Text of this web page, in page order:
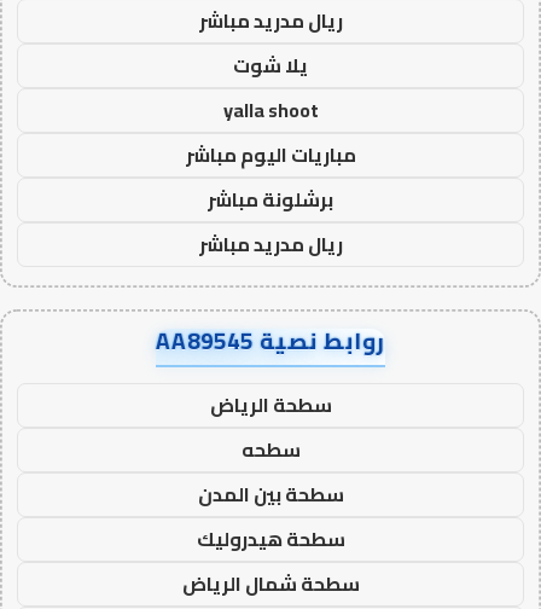
ريال مدريد مباشر
يلا شوت
yalla shoot
مباريات اليوم مباشر
برشلونة مباشر
ريال مدريد مباشر
روابط نصية AA89545
سطحة الرياض
سطحه
سطحة بين المدن
سطحة هيدروليك
سطحة شمال الرياض